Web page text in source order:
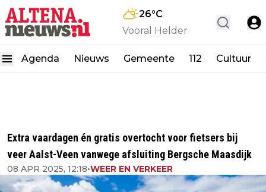
26°C
Vooral Helder
Agenda Nieuws Gemeente 112 Cultuur
Extra vaardagen én gratis overtocht voor fietsers bij
veer Aalst-Veen vanwege afsluiting Bergsche Maasdijk
08 APR 2025, 12:18•WEER EN VERKEER